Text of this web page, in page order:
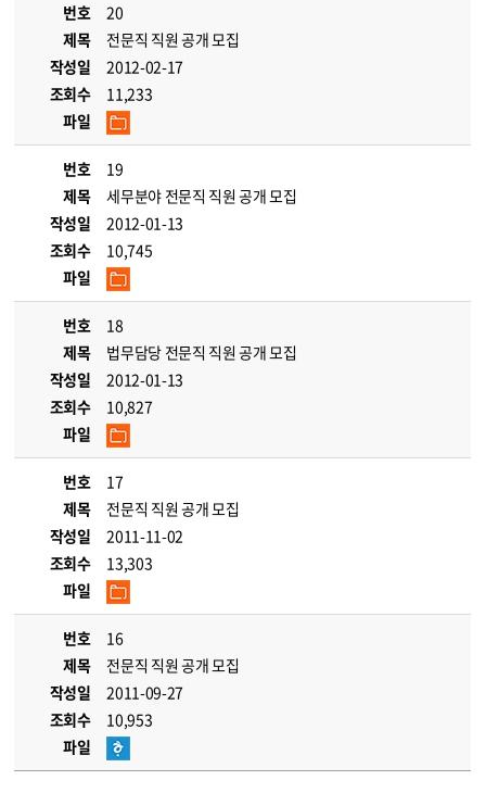
번호
20
제목
전문직 직원 공개 모집
작성일
2012-02-17
조회수
11,233
파일
번호
19
제목
세무분야 전문직 직원 공개 모집
작성일
2012-01-13
조회수
10,745
파일
번호
18
제목
법무담당 전문직 직원 공개 모집
작성일
2012-01-13
조회수
10,827
파일
번호
17
제목
전문직 직원 공개 모집
작성일
2011-11-02
조회수
13,303
파일
번호
16
제목
전문직 직원 공개 모집
작성일
2011-09-27
조회수
10,953
파일